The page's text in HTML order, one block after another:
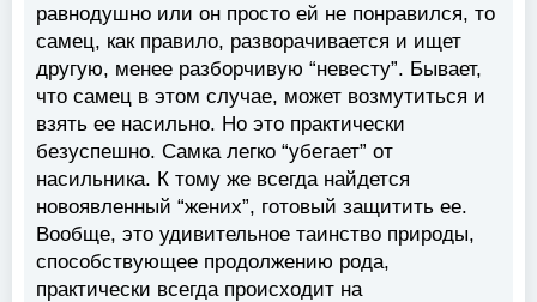
равнодушно или он просто ей не понравился, то
самец, как правило, разворачивается и ищет
другую, менее разборчивую “невесту”. Бывает,
что самец в этом случае, может возмутиться и
взять ее насильно. Но это практически
безуспешно. Самка легко “убегает” от
насильника. К тому же всегда найдется
новоявленный “жених”, готовый защитить ее.
Вообще, это удивительное таинство природы,
способствующее продолжению рода,
практически всегда происходит на